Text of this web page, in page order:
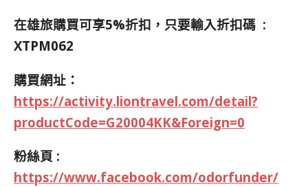
在雄旅購買可享5%折扣，只要輸入折扣碼 :
XTPM062
購買網址：
https://activity.liontravel.com/detail?
productCode=G20004KK&Foreign=0
粉絲頁 :
https://www.facebook.com/odorfunder/